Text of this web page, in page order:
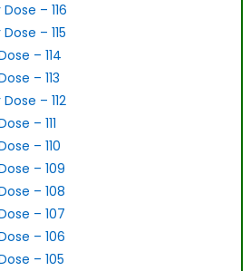
– 116
– 115
– 114
– 113
– 112
– 111
– 110
– 109
– 108
– 107
– 106
– 105